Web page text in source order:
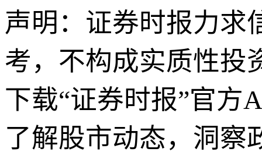
声明：证券时报力求
考，不构成实质性投
下载“证券时报”官方
了解股市动态，洞察